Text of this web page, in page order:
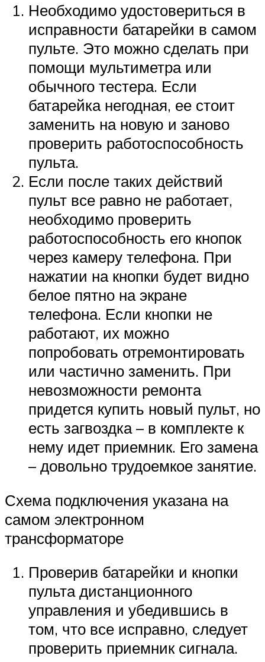
Необходимо удостовериться в
исправности батарейки в самом
пульте. Это можно сделать при
помощи мультиметра или
обычного тестера. Если
батарейка негодная, ее стоит
заменить на новую и заново
проверить работоспособность
пульта.
Если после таких действий
пульт все равно не работает,
необходимо проверить
работоспособность его кнопок
через камеру телефона. При
нажатии на кнопки будет видно
белое пятно на экране
телефона. Если кнопки не
работают, их можно
попробовать отремонтировать
или частично заменить. При
невозможности ремонта
придется купить новый пульт, но
есть загвоздка – в комплекте к
нему идет приемник. Его замена
– довольно трудоемкое занятие.
Схема подключения указана на
самом электронном
трансформаторе
Проверив батарейки и кнопки
пульта дистанционного
управления и убедившись в
том, что все исправно, следует
проверить приемник сигнала.